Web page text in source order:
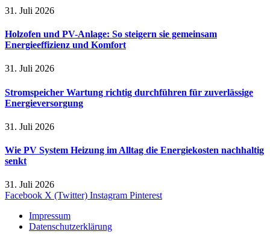
31. Juli 2026
Holzofen und PV-Anlage: So steigern sie gemeinsam
Energieeffizienz und Komfort
31. Juli 2026
Stromspeicher Wartung richtig durchführen für zuverlässige
Energieversorgung
31. Juli 2026
Wie PV System Heizung im Alltag die Energiekosten nachhaltig
senkt
31. Juli 2026
Facebook X (Twitter) Instagram Pinterest
Impressum
Datenschutzerklärung